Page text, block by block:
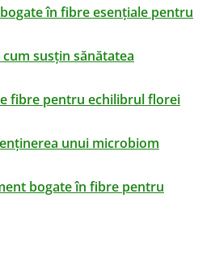
în fibre esențiale pentru
susțin sănătatea
fibre pentru echilibrul florei
unui microbiom
bogate în fibre pentru